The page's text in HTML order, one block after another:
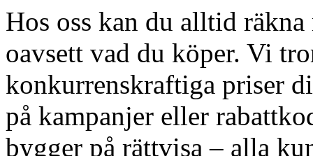
Hos oss kan du alltid
oavsett vad du köper. Vi
konkurrenskraftiga priser
på kampanjer eller
bygger på rättvisa – alla